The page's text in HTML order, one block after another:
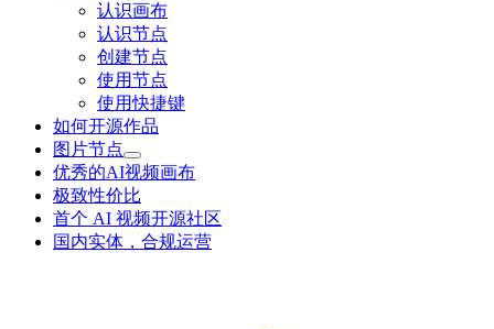
认识画布
认识节点
创建节点
使用节点
使用快捷键
如何开源作品
图片节点
优秀的AI视频画布
极致性价比
首个 AI 视频开源社区
国内实体，合规运营